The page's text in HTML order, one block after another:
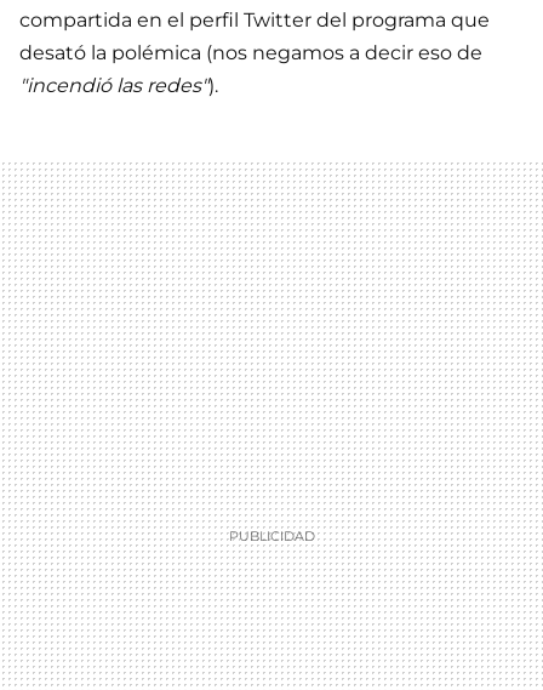
compartida en el perfil Twitter del programa que
desató la polémica (nos negamos a decir eso de
"incendió las redes").